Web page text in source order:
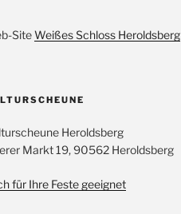
SiteWeißes Schloss Heroldsberg
Heroldsberg
Markt 19, 90562 Heroldsberg
für Ihre Feste geeignet